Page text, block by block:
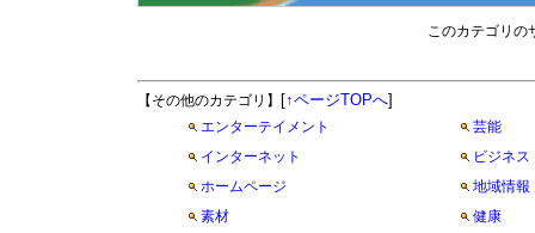
このカテゴリの
【その他のカテゴリ】 [↑ページTOPへ]
エンターテイメント
芸能
インターネット
ビジネス
ホームページ
地域情報
素材
健康